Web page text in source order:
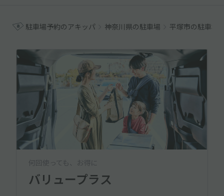
駐車場予約のアキッパ 神奈川県の駐車場 平塚市の駐車場
何回使っても、お得に
バリュープラス